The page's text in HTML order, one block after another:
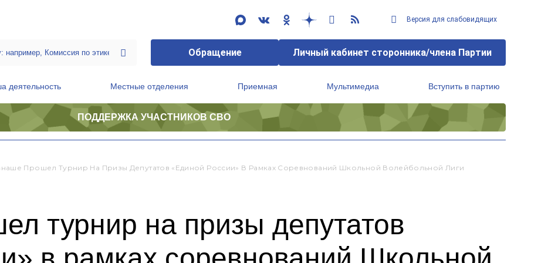
Версия для слабовидящих
Обращение Личный кабинет сторонника/члена Партии
деятельность Местные отделения Приемная Мультимедиа Вступить в партию
ПОДДЕРЖКА УЧАСТНИКОВ СВО
Прошел Турнир На Призы Депутатов «Единой России» В Рамках Соревнований Школьной Волейбольной Лиги
турнир на призы депутатов